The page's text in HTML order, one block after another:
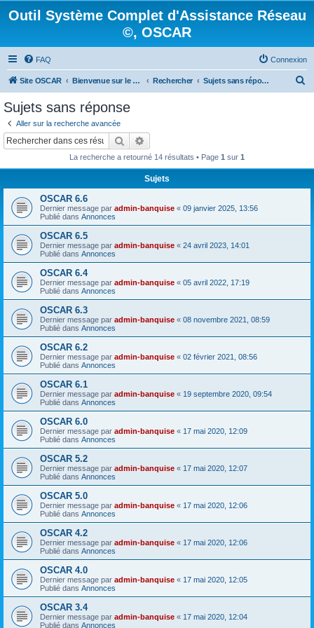
Outil Système Complet d'Assistance Réseau
©, OSCAR
FAQ Connexion
Site OSCAR Bienvenue sur le nouveau forum OSCAR Rechercher Sujets sans réponse
Sujets sans réponse
Aller sur la recherche avancée
Rechercher
La recherche a retourné 14 résultats • Page 1 sur 1
Sujets
OSCAR 6.6
Dernier message par admin-banquise « 09 janvier 2025, 13:56
Publié dans Annonces
OSCAR 6.5
Dernier message par admin-banquise « 24 avril 2023, 14:01
Publié dans Annonces
OSCAR 6.4
Dernier message par admin-banquise « 05 avril 2022, 17:19
Publié dans Annonces
OSCAR 6.3
Dernier message par admin-banquise « 08 novembre 2021, 08:59
Publié dans Annonces
OSCAR 6.2
Dernier message par admin-banquise « 02 février 2021, 08:56
Publié dans Annonces
OSCAR 6.1
Dernier message par admin-banquise « 19 septembre 2020, 09:54
Publié dans Annonces
OSCAR 6.0
Dernier message par admin-banquise « 17 mai 2020, 12:09
Publié dans Annonces
OSCAR 5.2
Dernier message par admin-banquise « 17 mai 2020, 12:07
Publié dans Annonces
OSCAR 5.0
Dernier message par admin-banquise « 17 mai 2020, 12:06
Publié dans Annonces
OSCAR 4.2
Dernier message par admin-banquise « 17 mai 2020, 12:06
Publié dans Annonces
OSCAR 4.0
Dernier message par admin-banquise « 17 mai 2020, 12:05
Publié dans Annonces
OSCAR 3.4
Dernier message par admin-banquise « 17 mai 2020, 12:04
Publié dans Annonces